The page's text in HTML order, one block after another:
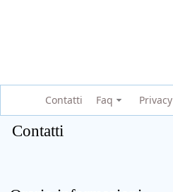
Contatti Faq Privacy
Contatti